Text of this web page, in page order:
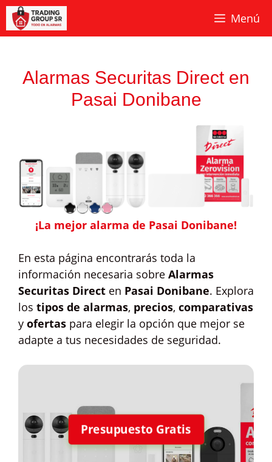
Saltar
contenido
Menú
Alarmas Securitas Direct en
Pasai Donibane
¡La mejor alarma de Pasai Donibane!
En esta página encontrarás toda la
información necesaria sobre Alarmas
Securitas Direct en Pasai Donibane. Explora
los tipos de alarmas, precios, comparativas
y ofertas para elegir la opción que mejor se
adapte a tus necesidades de seguridad.
Presupuesto Gratis